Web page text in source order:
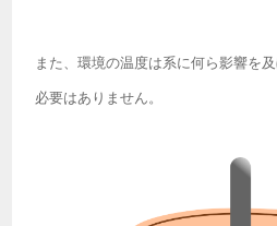
また、環境の温度は系に何ら影響を
必要はありません。